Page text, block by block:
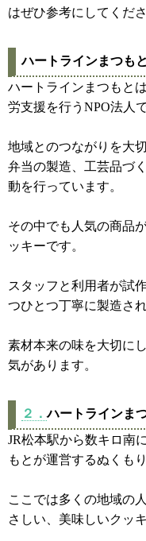
はぜひ参考にしてくださ
ハートラインまつも
ハートラインまつもと
労支援を行うNPO法人で
地域とのつながりを大
弁当の製造、工芸品づ
動を行っています。
その中でも人気の商品
ッキーです。
スタッフと利用者が試
つひとつ丁寧に製造さ
素材本来の味を大切に
気があります。
２．ハートラインま
JR松本駅から数キロ南
もとが運営するぬくも
ここでは多くの地域の
さしい、美味しいクッ